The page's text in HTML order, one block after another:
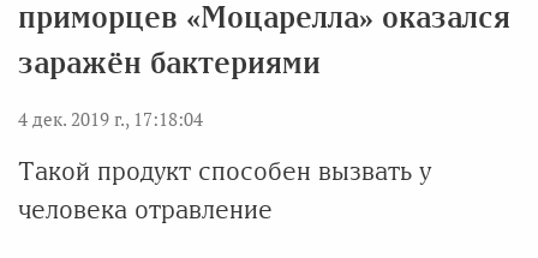
приморцев «Моцарелла» оказался
заражён бактериями
4 дек. 2019 г., 17:18:04
Такой продукт способен вызвать у
человека отравление